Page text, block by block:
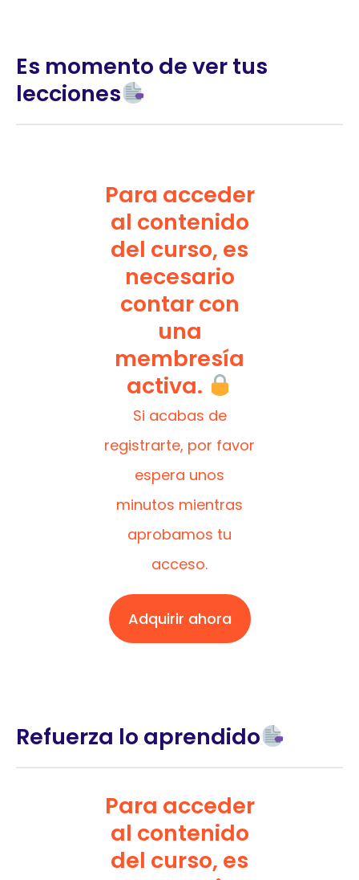
Es momento de ver tus
lecciones
Para acceder
al contenido
del curso, es
necesario
contar con
una
membresía
activa.
Si acabas de
registrarte, por favor
espera unos
minutos mientras
aprobamos tu
acceso.
Adquirir ahora
Refuerza lo aprendido
Para acceder
al contenido
del curso, es